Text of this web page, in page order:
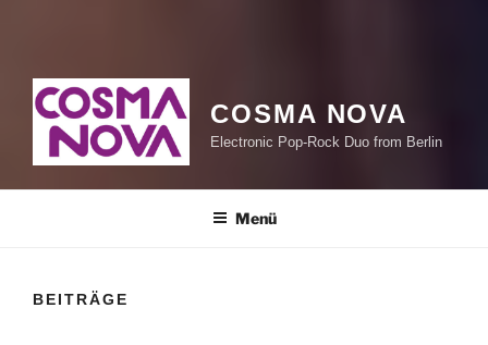
COSMA NOVA
Electronic Pop-Rock Duo from Berlin
Menü
BEITRÄGE